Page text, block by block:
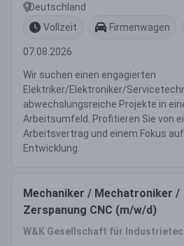
Deutschland
Vollzeit
Firmenwagen
07.08.2026
Wir suchen einen engagierten
Elektriker/Elektroniker/
abwechslungsreiche Projekte in
Arbeitsumfeld. Profitieren Sie von
Arbeitsvertrag und einem Fokus
Entwicklung.
Mechaniker / Mechatroniker /
Zerspanung CNC (m/w/d)
W&K Gesellschaft für